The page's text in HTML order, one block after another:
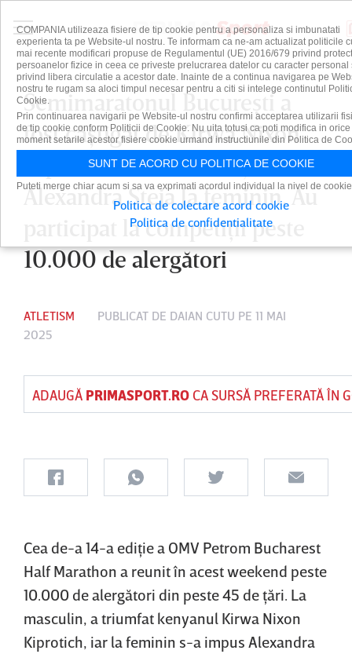
Semimaratonul Bucureşti a
fost câştigat de Kirwa Nixon
Kiprotich la masculin şi
Alexandra Steja la feminin. Au
participat la competiţii peste
10.000 de alergători
ATLETISM PUBLICAT DE DAIAN CUTU PE 11 MAI
2025
ADAUGĂ PRIMASPORT.ROCA SURSĂ PREFERATĂ ÎN
Cea de-a 14-a ediţie a OMV Petrom Bucharest
Half Marathon a reunit în acest weekend peste
10.000 de alergători din peste 45 de ţări. La
masculin, a triumfat kenyanul Kirwa Nixon
Kiprotich, iar la feminin s-a impus Alexandra
COMPANIA utilizeaza fisiere de tip cookie pentru a personaliza si imbunatati
experienta ta pe Website-ul nostru. Te informam ca ne-am actualizat politicile
mai recente modificari propuse de Regulamentul (UE) 2016/679 privind
persoanelor fizice in ceea ce priveste prelucrarea datelor cu caracter personal
privind libera circulatie a acestor date. Inainte de a continua navigarea pe
nostru te rugam sa aloci timpul necesar pentru a citi si intelege continutul
Cookie.
Prin continuarea navigarii pe Website-ul nostru confirmi acceptarea utilizarii
de tip cookie conform Politicii de Cookie. Nu uita totusi ca poti modifica in orice
moment setarile acestor fisiere cookie urmand instructiunile din Politica de
SUNT DE ACORD CU POLITICA DE COOKIE
Puteti merge chiar acum si sa va exprimati acordul individual la nivel de
Politica de colectare acord cookie
Politica de confidentialitate